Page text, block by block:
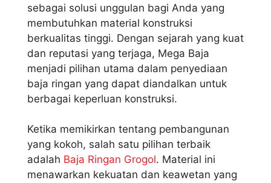
sebagai solusi unggulan bagi Anda yang
membutuhkan material konstruksi
berkualitas tinggi. Dengan sejarah yang kuat
dan reputasi yang terjaga, Mega Baja
menjadi pilihan utama dalam penyediaan
baja ringan yang dapat diandalkan untuk
berbagai keperluan konstruksi.
Ketika memikirkan tentang pembangunan
yang kokoh, salah satu pilihan terbaik
adalah Baja Ringan Grogol. Material ini
menawarkan kekuatan dan keawetan yang